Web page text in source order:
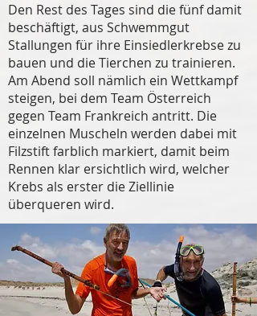
Den Rest des Tages sind die fünf damit
beschäftigt, aus Schwemmgut
Stallungen für ihre Einsiedlerkrebse zu
bauen und die Tierchen zu trainieren.
Am Abend soll nämlich ein Wettkampf
steigen, bei dem Team Österreich
gegen Team Frankreich antritt. Die
einzelnen Muscheln werden dabei mit
Filzstift farblich markiert, damit beim
Rennen klar ersichtlich wird, welcher
Krebs als erster die Ziellinie
überqueren wird.